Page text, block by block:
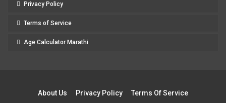
Privacy Policy
Terms of Service
Age Calculator Marathi
About Us Privacy Policy Terms Of Service